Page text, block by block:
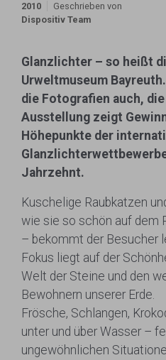
2010
Geschrieben von
Dispositiv Team
Glanzlichter – so heißt
Urweltmuseum
die Fotografien auch,
Ausstellung zeigt
Höhepunkte der
Jahrzehnt.
Kuschelige Raubkatzen
wie sie so schön auf dem
– bekommt der Besucher
Fokus liegt auf der
Welt der Steine und den
Bewohnern unserer Erde.
Frösche, Schlangen,
unter und über Wasser –
ungewöhnlichen